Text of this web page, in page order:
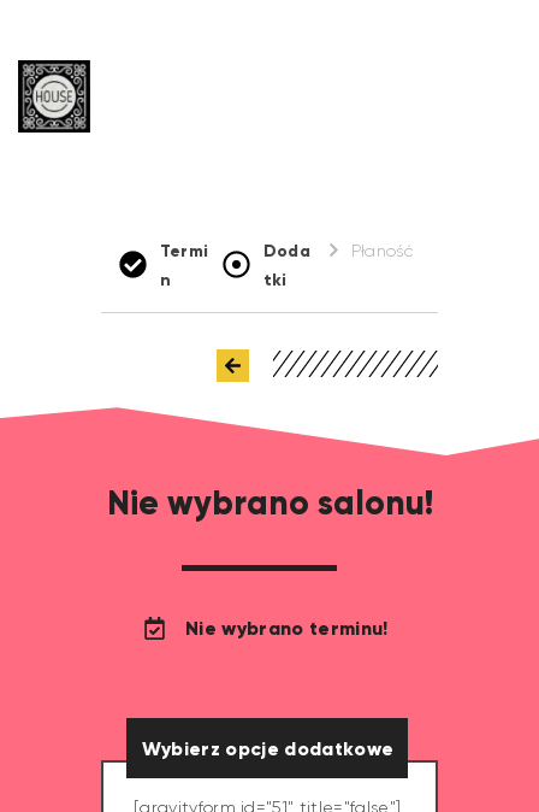
Termi
n
Doda
tki
Płaność
Nie wybrano salonu!
Nie wybrano terminu!
Wybierz opcje dodatkowe
[gravityform id="51" title="false"]